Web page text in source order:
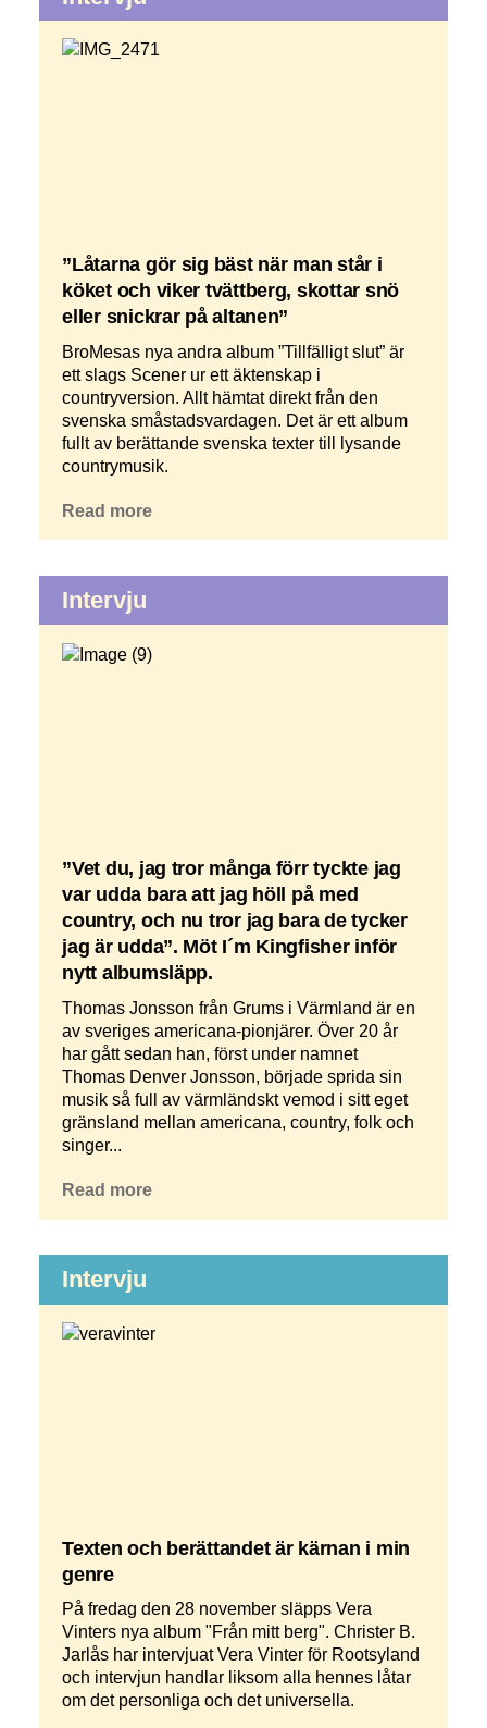
”Låtarna gör sig bäst när man står i
köket och viker tvättberg, skottar snö
eller snickrar på altanen”
BroMesas nya andra album ”Tillfälligt slut” är
ett slags Scener ur ett äktenskap i
countryversion. Allt hämtat direkt från den
svenska småstadsvardagen. Det är ett album
fullt av berättande svenska texter till lysande
countrymusik.
Read more
Intervju
”Vet du, jag tror många förr tyckte jag
var udda bara att jag höll på med
country, och nu tror jag bara de tycker
jag är udda”. Möt I´m Kingfisher inför
nytt albumsläpp.
Thomas Jonsson från Grums i Värmland är en
av sveriges americana-pionjärer. Över 20 år
har gått sedan han, först under namnet
Thomas Denver Jonsson, började sprida sin
musik så full av värmländskt vemod i sitt eget
gränsland mellan americana, country, folk och
singer...
Read more
Intervju
Texten och berättandet är kärnan i min
genre
På fredag den 28 november släpps Vera
Vinters nya album "Från mitt berg". Christer B.
Jarlås har intervjuat Vera Vinter för Rootsyland
och intervjun handlar liksom alla hennes låtar
om det personliga och det universella.